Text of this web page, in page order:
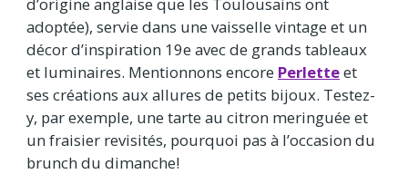
adoptée), servie dans une vaisselle vintage et un
décor d’inspiration 19e avec de grands tableaux
et luminaires. Mentionnons encore Perletteet
ses créations aux allures de petits bijoux. Testez-
y, par exemple, une tarte au citron meringuée et
un fraisier revisités, pourquoi pas à l’occasion du
brunch du dimanche!